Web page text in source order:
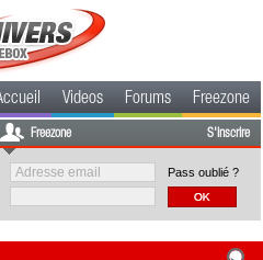
Videos Forums Freezone
Freezone S'inscrire
Pass oublié ?